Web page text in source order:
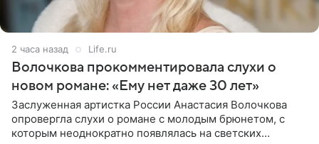
2 часа назад Life.ru
Волочкова прокомментировала слухи о
новом романе: «Ему нет даже 30 лет»
Заслуженная артистка России Анастасия Волочкова
опровергла слухи о романе с молодым брюнетом, с
которым неоднократно появлялась на светских